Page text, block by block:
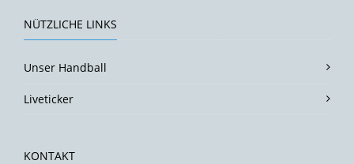
NÜTZLICHE LINKS
Unser Handball
Liveticker
KONTAKT